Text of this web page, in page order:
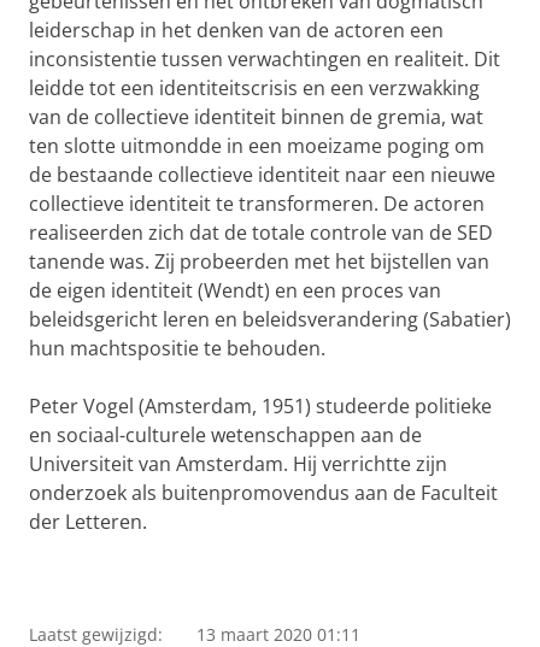
leiderschap in het denken van de actoren een
inconsistentie tussen verwachtingen en realiteit. Dit
leidde tot een identiteitscrisis en een verzwakking
van de collectieve identiteit binnen de gremia, wat
ten slotte uitmondde in een moeizame poging om
de bestaande collectieve identiteit naar een nieuwe
collectieve identiteit te transformeren. De actoren
realiseerden zich dat de totale controle van de SED
tanende was. Zij probeerden met het bijstellen van
de eigen identiteit (Wendt) en een proces van
beleidsgericht leren en beleidsverandering (Sabatier)
hun machtspositie te behouden.
Peter Vogel (Amsterdam, 1951) studeerde politieke
en sociaal-culturele wetenschappen aan de
Universiteit van Amsterdam. Hij verrichtte zijn
onderzoek als buitenpromovendus aan de Faculteit
der Letteren.
Laatst gewijzigd: 13 maart 2020 01:11